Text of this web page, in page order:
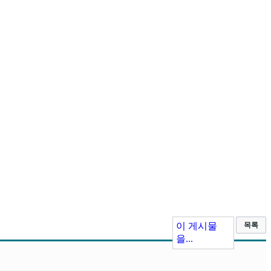
이 게시물
을...
목록